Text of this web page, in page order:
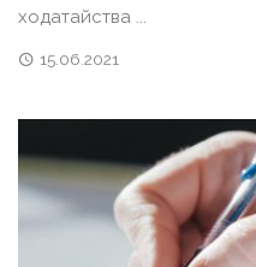
ходатайства ...
15.06.2021